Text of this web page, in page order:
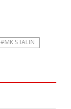
#MK STALIN